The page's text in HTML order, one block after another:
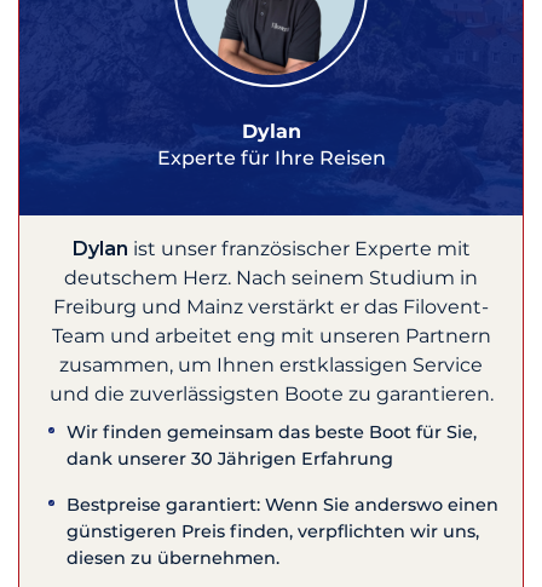
Dylan
Experte für Ihre Reisen
Dylan ist unser französischer Experte mit
deutschem Herz. Nach seinem Studium in
Freiburg und Mainz verstärkt er das Filovent-
Team und arbeitet eng mit unseren Partnern
zusammen, um Ihnen erstklassigen Service
und die zuverlässigsten Boote zu garantieren.
Wir finden gemeinsam das beste Boot für Sie,
dank unserer 30 Jährigen Erfahrung
Bestpreise garantiert: Wenn Sie anderswo einen
günstigeren Preis finden, verpflichten wir uns,
diesen zu übernehmen.